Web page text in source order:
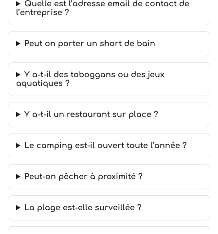
Quelle est l’adresse email de contact de
l’entreprise ?
Peut on porter un short de bain
Y a-t-il des toboggans ou des jeux
aquatiques ?
Y a-t-il un restaurant sur place ?
Le camping est-il ouvert toute l’année ?
Peut-on pêcher à proximité ?
La plage est-elle surveillée ?